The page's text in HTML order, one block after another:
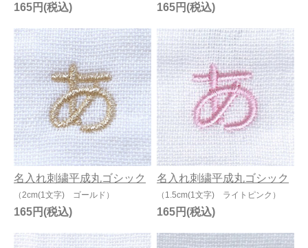
165円 165円
名入れ刺繍平成丸ゴシック
（2cm(1文字) ゴールド）
165円
名入れ刺繍平成丸ゴシック
（1.5cm(1文字) ライトピンク）
165円